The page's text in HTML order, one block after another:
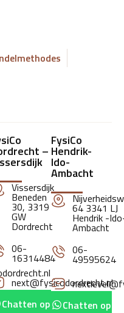
–
Vissersdijk
Beneden
30, 3319
GW
Dordrecht
06-
16314484
next@fysicodordrecht.nl
Chatten op whatsapp
FysiCo
Hendrik-
Ido-
Ambacht
64 3341 LJ
Hendrik -
Ambacht
06-
49595624
Chatten op